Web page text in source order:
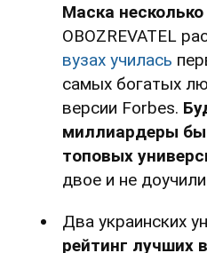
Маска
OBOZREVATEL
вузах училась
самых богатых
версии Forbes. Б
миллиардеры
топовых
двое и не
Два украинских
рейтинг лучших